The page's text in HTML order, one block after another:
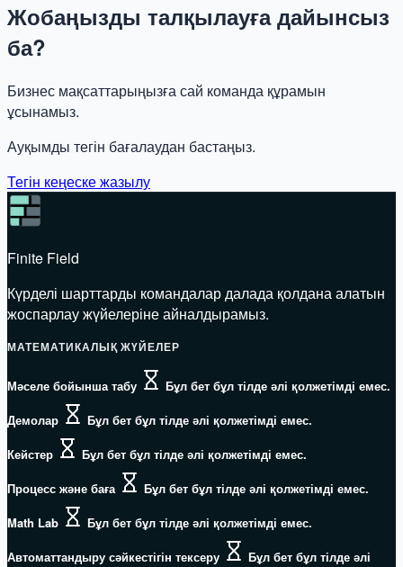
Жобаңызды талқылауға дайынсыз
ба?
Бизнес мақсаттарыңызға сай команда құрамын
ұсынамыз.
Ауқымды тегін бағалаудан бастаңыз.
Тегін кеңеске жазылу
Finite Field
Күрделі шарттарды командалар далада қолдана алатын
жоспарлау жүйелеріне айналдырамыз.
МАТЕМАТИКАЛЫҚ ЖҮЙЕЛЕР
Мәселе бойынша табу
Бұл бет бұл тілде әлі қолжетімді емес.
Демолар
Бұл бет бұл тілде әлі қолжетімді емес.
Кейстер
Бұл бет бұл тілде әлі қолжетімді емес.
Процесс және баға
Бұл бет бұл тілде әлі қолжетімді емес.
Math Lab
Бұл бет бұл тілде әлі қолжетімді емес.
Автоматтандыру сәйкестігін тексеру
Бұл бет бұл тілде әлі